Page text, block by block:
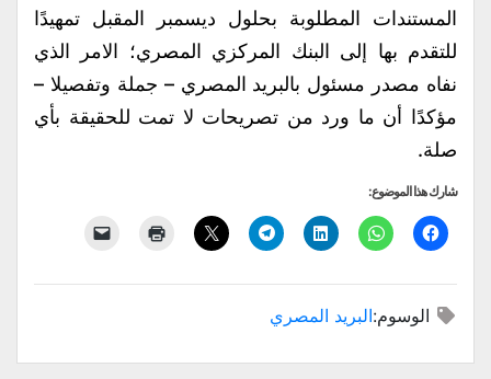
المستندات المطلوبة بحلول ديسمبر المقبل تمهيدًا
للتقدم بها إلى البنك المركزي المصري؛ الامر الذي
نفاه مصدر مسئول بالبريد المصري – جملة وتفصيلا –
مؤكدًا أن ما ورد من تصريحات لا تمت للحقيقة بأي
صلة.
شارك هذا الموضوع:
الوسوم:البريد المصري